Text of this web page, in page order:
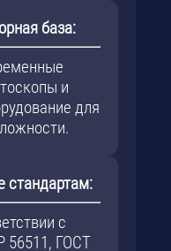
база:
и
для
стандартам:
с
56511, ГОСТ